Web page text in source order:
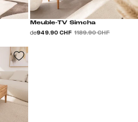
Meuble-TV Simcha
de949.90 CHF 1 189.90 CHF